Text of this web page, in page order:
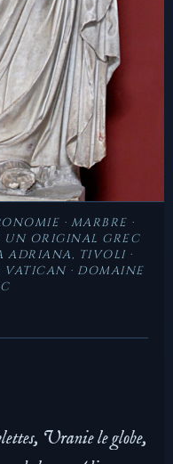
· MARBRE ·
UN ORIGINAL GREC
ADRIANA, TIVOLI ·
· DOMAINE
Uranie le globe,